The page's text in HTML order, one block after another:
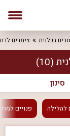
בכלנית צימרים
(10)
סינון
להלילה פנויים